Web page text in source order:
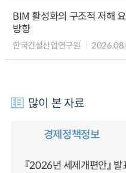
BIM 활성화의 구조적 저해
방향
한국건설산업연구원
많이 본 자료
경제정책정보
『2026년 세제개편안』 발